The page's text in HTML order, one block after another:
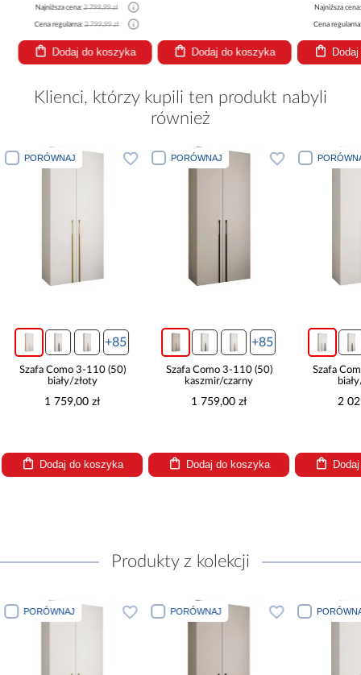
Najniższa cena:2 799,99 zł
Cena regularna:2 799,99 zł
Dodaj do koszyka Dodaj do koszyka
Najniższa
Cena
Klienci, którzy kupili ten produkt nabyli
również
PORÓWNAJ
+85
Szafa Como 3-110 (50)
biały/złoty
1 759,00 zł
Dodaj do koszyka
PORÓWNAJ
+85
Szafa Como 3-110 (50)
kaszmir/czarny
1 759,00 zł
Dodaj do koszyka
Szafa
2
Produkty z kolekcji
PORÓWNAJ PORÓWNAJ